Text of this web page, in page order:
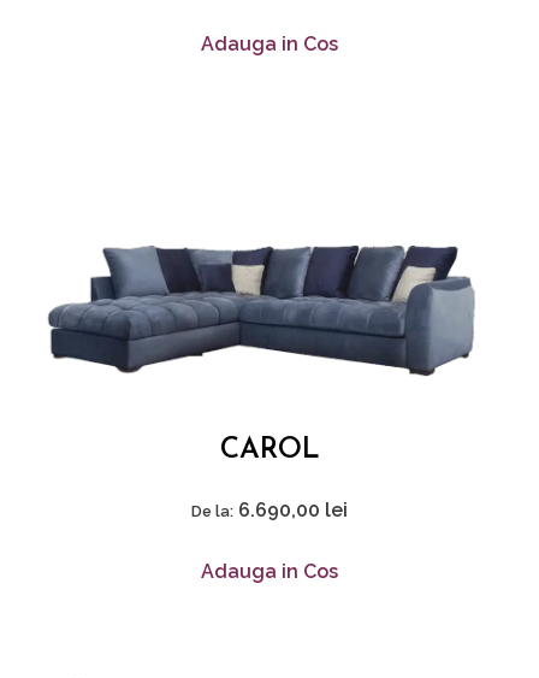
Adauga in Cos
CAROL
De la: 6.690,00 lei
Adauga in Cos